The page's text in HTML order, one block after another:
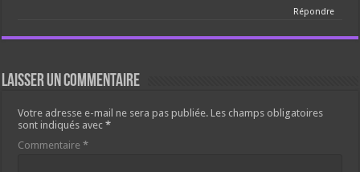
Répondre
Laisser un commentaire
Votre adresse e-mail ne sera pas publiée. Les champs obligatoires
sont indiqués avec*
Commentaire*